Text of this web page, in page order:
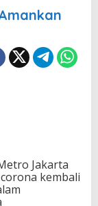
Jakarta
kembali